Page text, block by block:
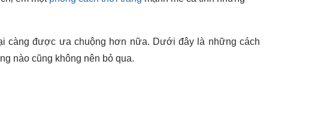
càng được ưa chuộng hơn nữa. Dưới đây là những cách
nào cũng không nên bỏ qua.